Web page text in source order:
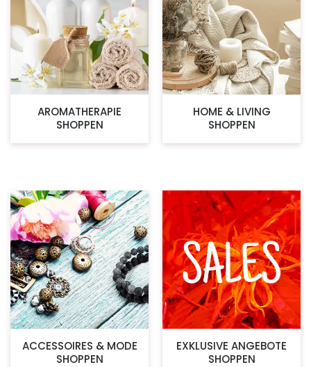
AROMATHERAPIE
SHOPPEN
HOME & LIVING
SHOPPEN
ACCESSOIRES & MODE
SHOPPEN
EXKLUSIVE ANGEBOTE
SHOPPEN